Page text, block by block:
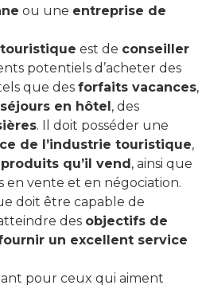
ou une entreprise de
est de conseiller
potentiels d’acheter des
que des forfaits vacances,
séjours en hôtel, des
. Il doit posséder une
de l’industrie touristique,
produits qu’il vend, ainsi que
en vente et en négociation.
doit être capable de
des objectifs de
un excellent service
pour ceux qui aiment